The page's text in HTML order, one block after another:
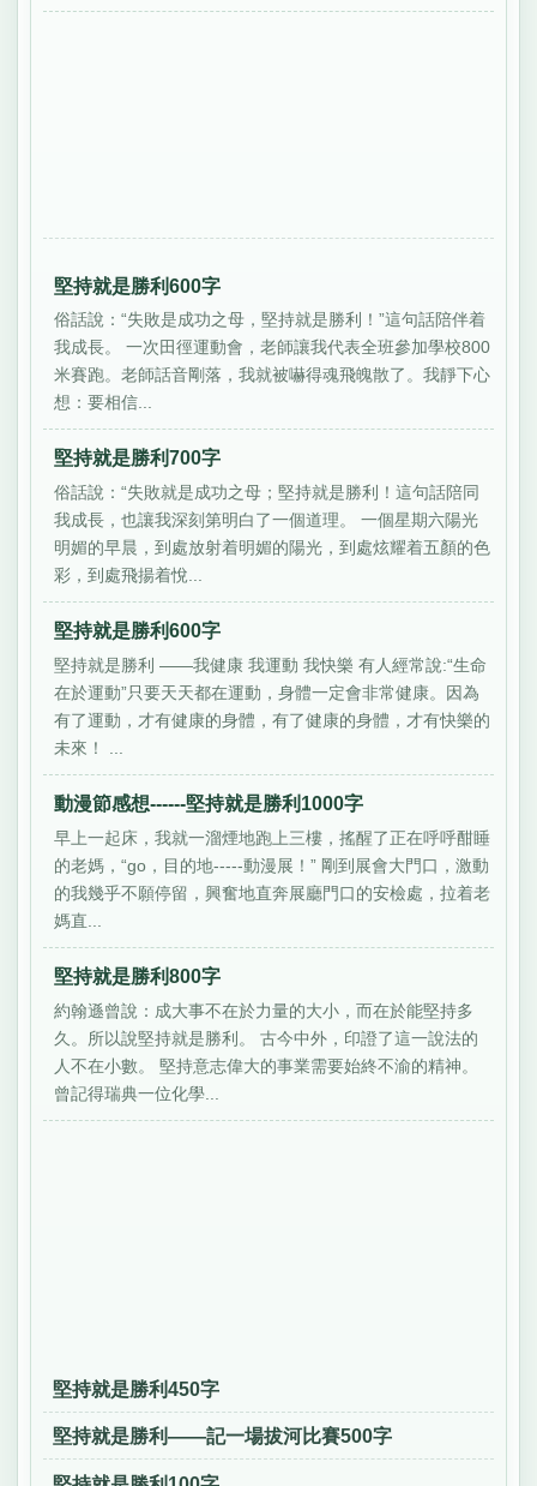
堅持就是勝利600字
俗話說：“失敗是成功之母，堅持就是勝利！”這句話陪伴着
我成長。 一次田徑運動會，老師讓我代表全班參加學校800
米賽跑。老師話音剛落，我就被嚇得魂飛魄散了。我靜下心
想：要相信...
堅持就是勝利700字
俗話說：“失敗就是成功之母；堅持就是勝利！這句話陪同
我成長，也讓我深刻第明白了一個道理。 一個星期六陽光
明媚的早晨，到處放射着明媚的陽光，到處炫耀着五顏的色
彩，到處飛揚着悅...
堅持就是勝利600字
堅持就是勝利 ——我健康 我運動 我快樂 有人經常說:“生命
在於運動”只要天天都在運動，身體一定會非常健康。因為
有了運動，才有健康的身體，有了健康的身體，才有快樂的
未來！ ...
動漫節感想------堅持就是勝利1000字
早上一起床，我就一溜煙地跑上三樓，搖醒了正在呼呼酣睡
的老媽，“go，目的地-----動漫展！” 剛到展會大門口，激動
的我幾乎不願停留，興奮地直奔展廳門口的安檢處，拉着老
媽直...
堅持就是勝利800字
約翰遜曾說：成大事不在於力量的大小，而在於能堅持多
久。所以說堅持就是勝利。 古今中外，印證了這一說法的
人不在小數。 堅持意志偉大的事業需要始終不渝的精神。
曾記得瑞典一位化學...
堅持就是勝利450字
堅持就是勝利——記一場拔河比賽500字